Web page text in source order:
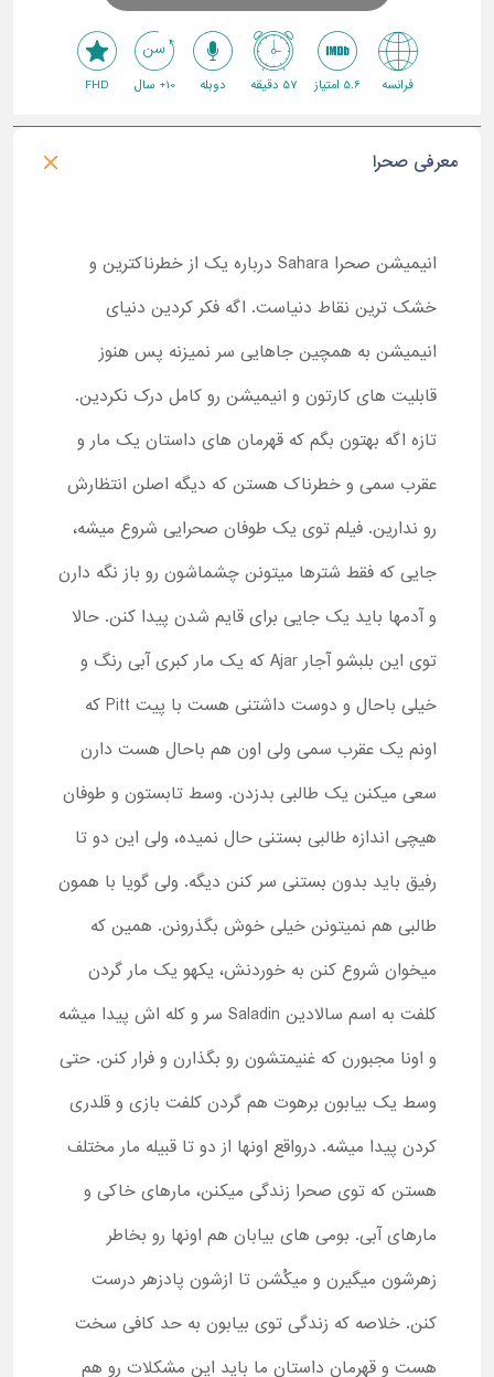
فرانسه 5.6 امتیاز 57 دقیقه دوبله 10+ سال FHD
معرفی صحرا
انیمیشن صحرا Sahara درباره یک از خطرناکترین و
خشک ترین نقاط دنیاست. اگه فکر کردین دنیای
انیمیشن به همچین جاهایی سر نمیزنه پس هنوز
قابلیت های کارتون و انیمیشن رو کامل درک نکردین.
تازه اگه بهتون بگم که قهرمان های داستان یک مار و
عقرب سمی و خطرناک هستن که دیگه اصلن انتظارش
رو ندارین. فیلم توی یک طوفان صحرایی شروع میشه،
جایی که فقط شترها میتونن چشماشون رو باز نگه دارن
و آدمها باید یک جایی برای قایم شدن پیدا کنن. حالا
توی این بلبشو آجار Ajar که یک مار کبری آبی رنگ و
خیلی باحال و دوست داشتنی هست با پیت Pitt که
اونم یک عقرب سمی ولی اون هم باحال هست دارن
سعی میکنن یک طالبی بدزدن. وسط تابستون و طوفان
هیچی اندازه طالبی بستنی حال نمیده، ولی این دو تا
رفیق باید بدون بستنی سر کنن دیگه. ولی گویا با همون
طالبی هم نمیتونن خیلی خوش بگذرونن. همین که
میخوان شروع کنن به خوردنش، یکهو یک مار گردن
کلفت به اسم سالادین Saladin سر و کله اش پیدا میشه
و اونا مجبورن که غنیمتشون رو بگذارن و فرار کنن. حتی
وسط یک بیابون برهوت هم گردن کلفت بازی و قلدری
کردن پیدا میشه. درواقع اونها از دو تا قبیله مار مختلف
هستن که توی صحرا زندگی میکنن، مارهای خاکی و
مارهای آبی. بومی های بیابان هم اونها رو بخاطر
زهرشون میگیرن و میکُشن تا ازشون پادزهر درست
کنن. خلاصه که زندگی توی بیابون به حد کافی سخت
هست و قهرمان داستان ما باید این مشکلات رو هم